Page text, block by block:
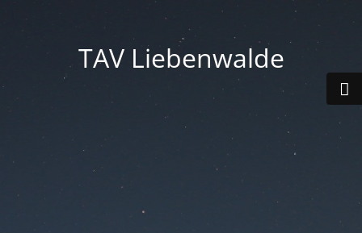
TAV Liebenwalde